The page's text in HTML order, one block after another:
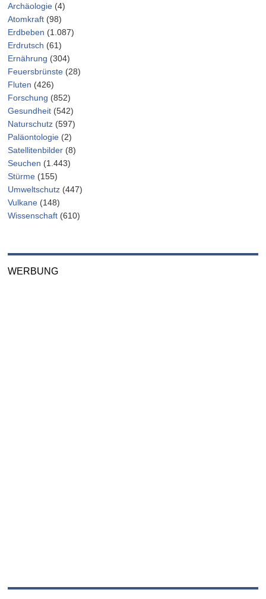
Archäologie (4)
Atomkraft (98)
Erdbeben (1.087)
Erdrutsch (61)
Ernährung (304)
Feuersbrünste (28)
Fluten (426)
Forschung (852)
Gesundheit (542)
Naturschutz (597)
Paläontologie (2)
Satellitenbilder (8)
Seuchen (1.443)
Stürme (155)
Umweltschutz (447)
Vulkane (148)
Wissenschaft (610)
WERBUNG